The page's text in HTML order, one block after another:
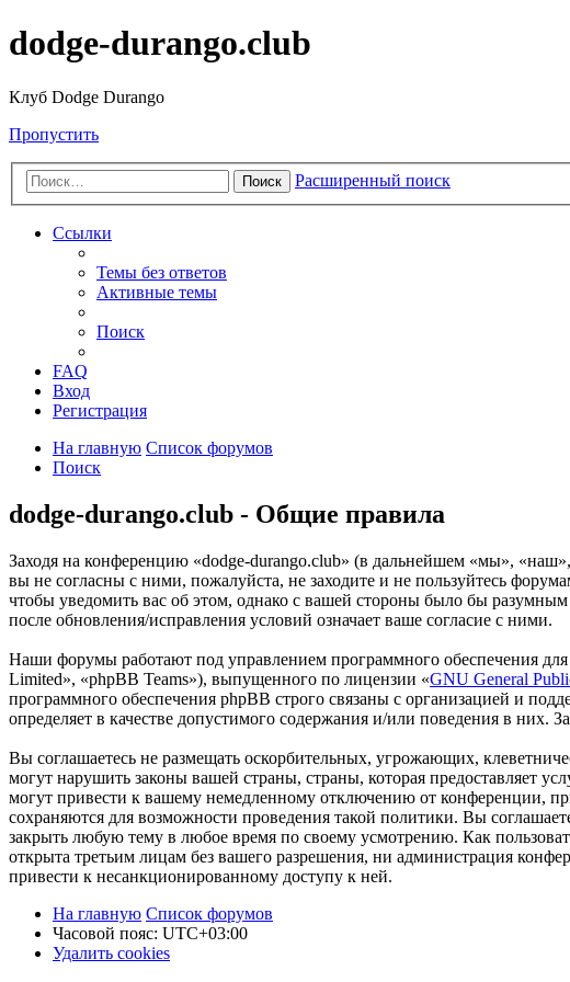
dodge-durango.club
Клуб Dodge Durango
Пропустить
Поиск Расширенный поиск
Ссылки
Темы без ответов
Активные темы
Поиск
FAQ
Вход
Регистрация
На главную Список форумов
Поиск
dodge-durango.club - Общие правила
Заходя на конференцию «dodge-durango.club» (в дальнейшем «мы»,
вы не согласны с ними, пожалуйста, не заходите и не пользуйтесь
чтобы уведомить вас об этом, однако с вашей стороны было бы разумным
после обновления/исправления условий означает ваше согласие с ними.
Наши форумы работают под управлением программного обеспечения
Limited», «phpBB Teams»), выпущенного по лицензии «GNU General
программного обеспечения phpBB строго связаны с организацией и
определяет в качестве допустимого содержания и/или поведения в
Вы соглашаетесь не размещать оскорбительных, угрожающих,
могут нарушить законы вашей страны, страны, которая предоставляет
могут привести к вашему немедленному отключению от конференции,
сохраняются для возможности проведения такой политики. Вы
закрыть любую тему в любое время по своему усмотрению. Как
открыта третьим лицам без вашего разрешения, ни администрация
привести к несанкционированному доступу к ней.
На главную Список форумов
Часовой пояс: UTC+03:00
Удалить cookies